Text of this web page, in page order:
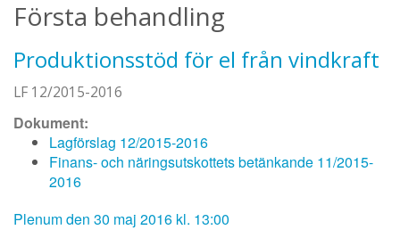
Första behandling
Produktionsstöd för el från vindkraft
LF 12/2015-2016
Dokument:
Lagförslag 12/2015-2016
Finans- och näringsutskottets betänkande 11/2015-
2016
Plenum den 30 maj 2016 kl. 13:00